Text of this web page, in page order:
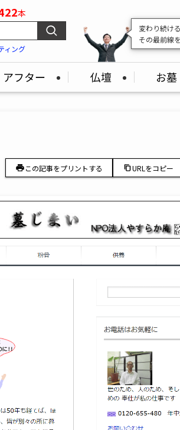
本
ィング
葬儀業界の"
最新の市場
フター 仏壇 お
この記事をプリントする
URLをコピー